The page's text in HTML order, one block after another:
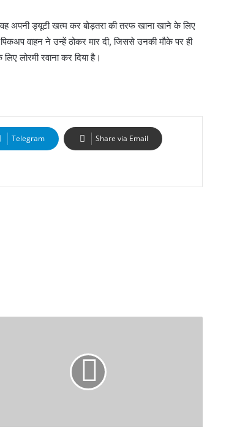
अपनी ड्यूटी खत्म कर बोड़तरा की तरफ खाना खाने के लिए
वाहन ने उन्हें ठोकर मार दी, जिससे उनकी मौके पर ही
लोरमी रवाना कर दिया है।
Telegram Share via Email